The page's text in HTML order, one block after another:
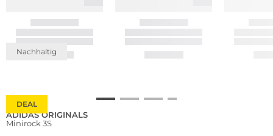
DEAL
Nachhaltig
ADIDAS ORIGINALS
Minirock 3S